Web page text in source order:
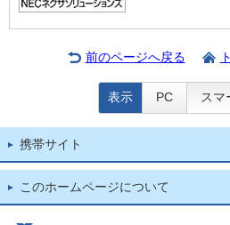
前のページへ戻る
表示 PC スマ
携帯サイト
このホームページについて